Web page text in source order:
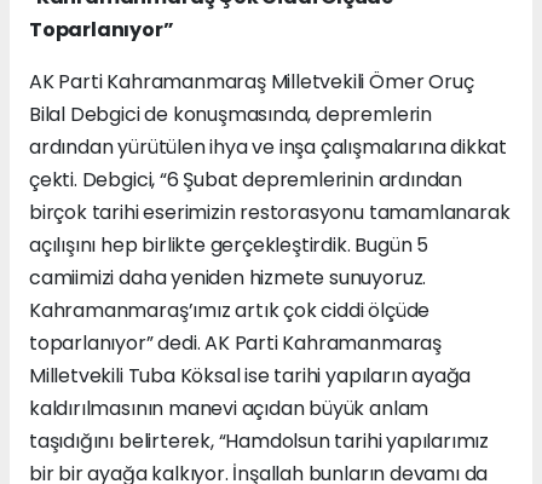
Toparlanıyor”
AK Parti Kahramanmaraş Milletvekili Ömer Oruç
Bilal Debgici de konuşmasında, depremlerin
ardından yürütülen ihya ve inşa çalışmalarına dikkat
çekti. Debgici, “6 Şubat depremlerinin ardından
birçok tarihi eserimizin restorasyonu tamamlanarak
açılışını hep birlikte gerçekleştirdik. Bugün 5
camiimizi daha yeniden hizmete sunuyoruz.
Kahramanmaraş’ımız artık çok ciddi ölçüde
toparlanıyor” dedi. AK Parti Kahramanmaraş
Milletvekili Tuba Köksal ise tarihi yapıların ayağa
kaldırılmasının manevi açıdan büyük anlam
taşıdığını belirterek, “Hamdolsun tarihi yapılarımız
bir bir ayağa kalkıyor. İnşallah bunların devamı da